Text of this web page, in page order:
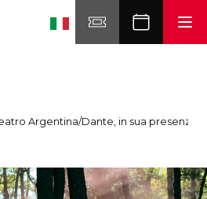
Argentina/Dante, in sua presenza.